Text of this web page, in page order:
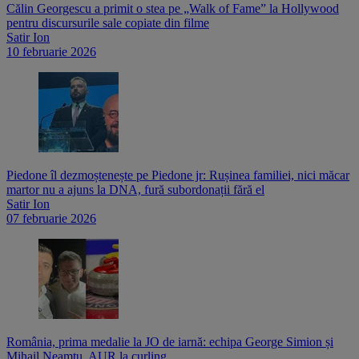
Călin Georgescu a primit o stea pe „Walk of Fame” la Hollywood
pentru discursurile sale copiate din filme
Satir Ion
10 februarie 2026
Piedone îl dezmoștenește pe Piedone jr: Rușinea familiei, nici măcar
martor nu a ajuns la DNA, fură subordonații fără el
Satir Ion
07 februarie 2026
România, prima medalie la JO de iarnă: echipa George Simion și
Mihail Neamțu, AUR la curling